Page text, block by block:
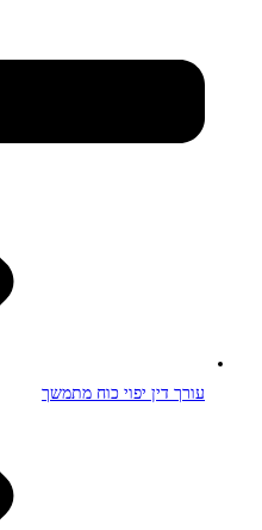
עורך דין יפוי כוח מתמשך